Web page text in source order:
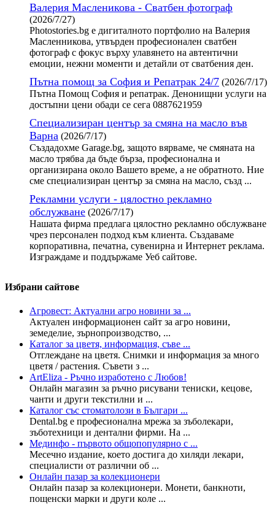
Валерия Масленикова - Сватбен фотограф
(2026/7/27)
Photostories.bg е дигиталното портфолио на Валерия
Масленникова, утвърден професионален сватбен
фотограф с фокус върху улавянето на автентични
емоции, нежни моменти и детайли от сватбения ден.
Пътна помощ за София и Репатрак 24/7 (2026/7/17)
Пътна Помощ София и репатрак. Денонищни услуги на
достъпни цени обади се сега 0887621959
Специализиран център за смяна на масло във
Варна (2026/7/17)
Създадохме Garage.bg, защото вярваме, че смяната на
масло трябва да бъде бърза, професионална и
организирана около Вашето време, а не обратното. Ние
сме специализиран център за смяна на масло, създ ...
Рекламни услуги - цялостно рекламно
обслужване (2026/7/17)
Нашата фирма предлага цялостно рекламно обслужване
чрез персонален подход към клиента. Създаваме
корпоративна, печатна, сувенирна и Интернет реклама.
Изграждаме и поддържаме Уеб сайтове.
Избрани сайтове
Агровест: Актуални агро новини за ...
Актуален информационен сайт за агро новини,
земеделие, зърнопроизводство, ...
Каталог за цветя, информация, съве ...
Отглеждане на цветя. Снимки и информация за много
цветя / растения. Съвети з ...
ArtEliza - Ръчно изработено с Любов!
Онлайн магазин за ръчно рисувани тениски, кецове,
чанти и други текстилни и ...
Каталог със стоматолози в Българи ...
Dental.bg е професионална мрежа за зъболекари,
зъботехници и дентални фирми. На ...
Мединфо - първото общопопулярно с ...
Месечно издание, което достига до хиляди лекари,
специалисти от различни об ...
Онлайн пазар за колекционери
Онлайн пазар за колекционери. Монети, банкноти,
пощенски марки и други коле ...